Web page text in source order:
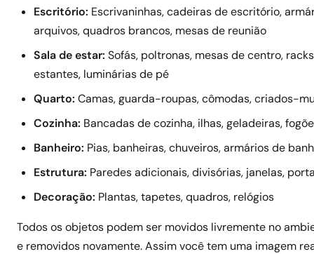
Escritório: Escrivaninhas, cadeiras de escritório,
arquivos, quadros brancos, mesas de reunião
Sala de estar: Sofás, poltronas, mesas de centro,
estantes, luminárias de pé
Quarto: Camas, guarda-roupas, cômodas, criados-
Cozinha: Bancadas de cozinha, ilhas, geladeiras,
Banheiro: Pias, banheiras, chuveiros, armários de
Estrutura: Paredes adicionais, divisórias, janelas,
Decoração: Plantas, tapetes, quadros, relógios
Todos os objetos podem ser movidos livremente no
e removidos novamente. Assim você tem uma imagem